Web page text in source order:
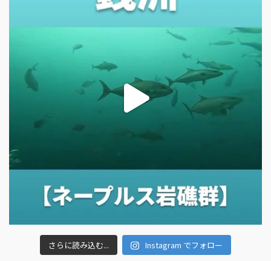
さらに読み込む... Instagram でフォロー